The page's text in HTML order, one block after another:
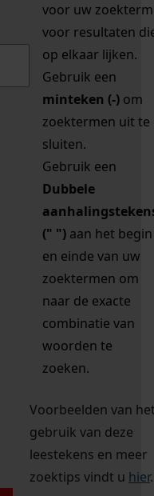
voor uw zoekterm
voor resultaten
op elkaar lijken.
Gebruik een
minteken (-) om
zoektermen uit te
sluiten.
Gebruik een
Dubbele
(" ") aan het begin
en einde van uw
zoektermen om
naar de exacte
combinatie van
woorden te
zoeken.
Voorbeelden van
gebruik van deze
leestekens en meer
zoektips vindt u hier.